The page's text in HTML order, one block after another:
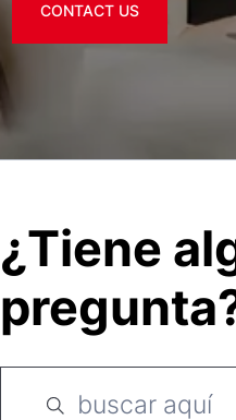
CONTACT US
¿Tiene